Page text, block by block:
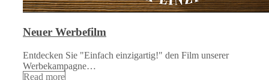
Neuer Werbefilm
Entdecken Sie "Einfach einzigartig!" den Film unserer
Werbekampagne…
Read more